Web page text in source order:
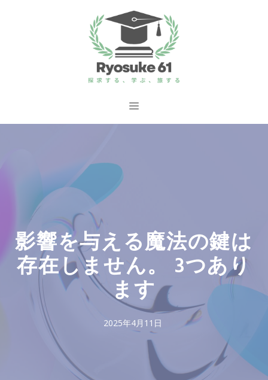
ス
メ
影響を与える魔法の鍵は
存在しません。 3つあり
ます
2025年4月11日